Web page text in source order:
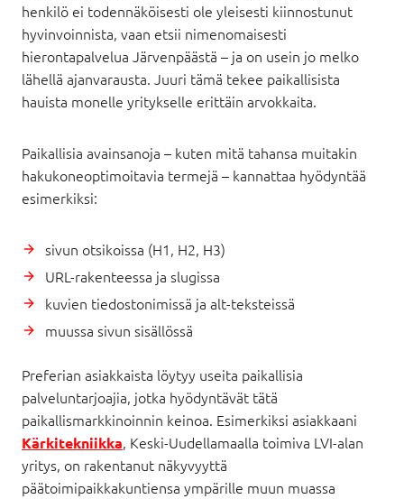
henkilö ei todennäköisesti ole yleisesti kiinnostunut
hyvinvoinnista, vaan etsii nimenomaisesti
hierontapalvelua Järvenpäästä – ja on usein jo melko
lähellä ajanvarausta. Juuri tämä tekee paikallisista
hauista monelle yritykselle erittäin arvokkaita.
Paikallisia avainsanoja – kuten mitä tahansa muitakin
hakukoneoptimoitavia termejä – kannattaa hyödyntää
esimerkiksi:
sivun otsikoissa (H1, H2, H3)
URL-rakenteessa ja slugissa
kuvien tiedostonimissä ja alt-teksteissä
muussa sivun sisällössä
Preferian asiakkaista löytyy useita paikallisia
palveluntarjoajia, jotka hyödyntävät tätä
paikallismarkkinoinnin keinoa. Esimerkiksi asiakkaani
Kärkitekniikka, Keski-Uudellamaalla toimiva LVI-alan
yritys, on rakentanut näkyvyyttä
päätoimipaikkakuntiensa ympärille muun muassa